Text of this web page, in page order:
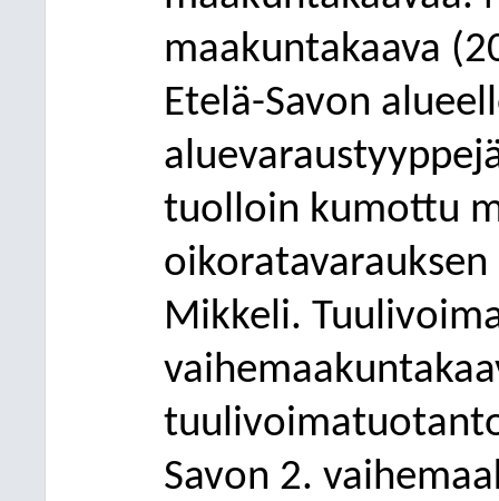
maakuntakaava
Etelä-Savon
tuolloin kumottu
Mikkeli.
Savon 2.